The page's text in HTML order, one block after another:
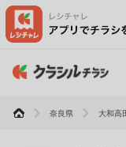
奈良県 大和高